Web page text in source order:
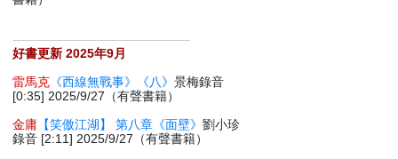
好書更新 2025年9月
雷馬克 《西線無戰事》《八》景梅錄音
[0:35] 2025/9/27（有聲書籍）
金庸 【笑傲江湖】 第八章《面壁》劉小珍
錄音 [2:11] 2025/9/27（有聲書籍）